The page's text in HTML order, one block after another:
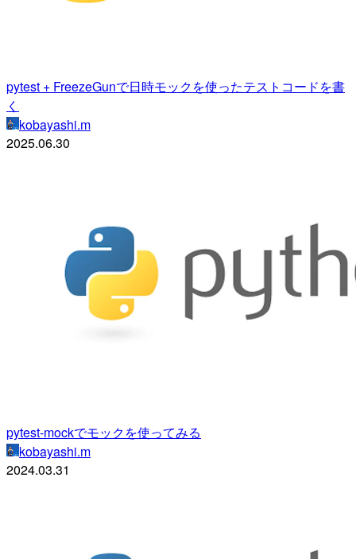
pytest + FreezeGunで日時モックを使ったテストコードを書
く
kobayashi.m
2025.06.30
pytest-mockでモックを使ってみる
kobayashi.m
2024.03.31